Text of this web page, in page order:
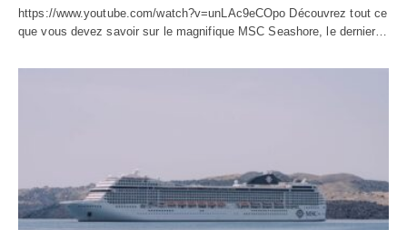
https://www.youtube.com/watch?v=unLAc9eCOpo Découvrez tout ce
que vous devez savoir sur le magnifique MSC Seashore, le dernier…